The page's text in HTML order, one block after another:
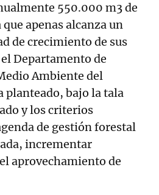
550.000 m3 de
apenas alcanza un
de crecimiento de sus
Departamento de
Ambiente del
planteado, bajo la tala
y los criterios
de gestión forestal
incrementar
aprovechamiento de